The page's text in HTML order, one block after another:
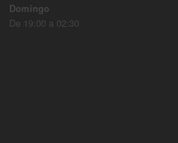
Domingo
De 19:00 a 02:30